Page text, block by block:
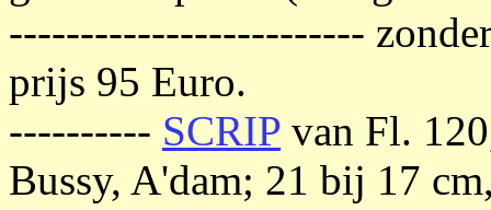
-------------------------
prijs 95 Euro.
---------- SCRIP van Fl.
Bussy, A'dam; 21 bij 17